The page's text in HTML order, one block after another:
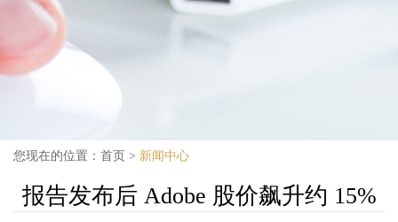
您现在的位置： 首页 > 新闻中心
报告发布后 Adob​​e 股价飙升约 15%